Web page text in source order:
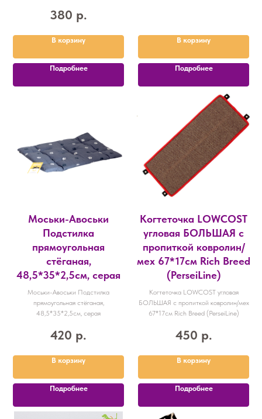
380 р.
В корзину
Подробнее
В корзину
Подробнее
Моськи-Авоськи
Подстилка
прямоугольная
стёганая,
48,5*35*2,5см, серая
Моськи-Авоськи Подстилка
прямоугольная стёганая,
48,5*35*2,5см, серая
420 р.
В корзину
Подробнее
Когтеточка LOWCOST
угловая БОЛЬШАЯ с
пропиткой ковролин/
мех 67*17см Rich Breed
(PerseiLine)
Когтеточка LOWCOST угловая
БОЛЬШАЯ с пропиткой ковролин/мех
67*17см Rich Breed (PerseiLine)
450 р.
В корзину
Подробнее